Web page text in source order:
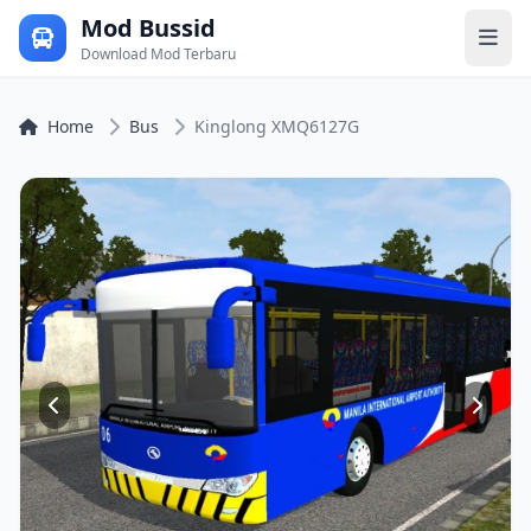
Mod Bussid
Download Mod Terbaru
Home Bus Kinglong XMQ6127G